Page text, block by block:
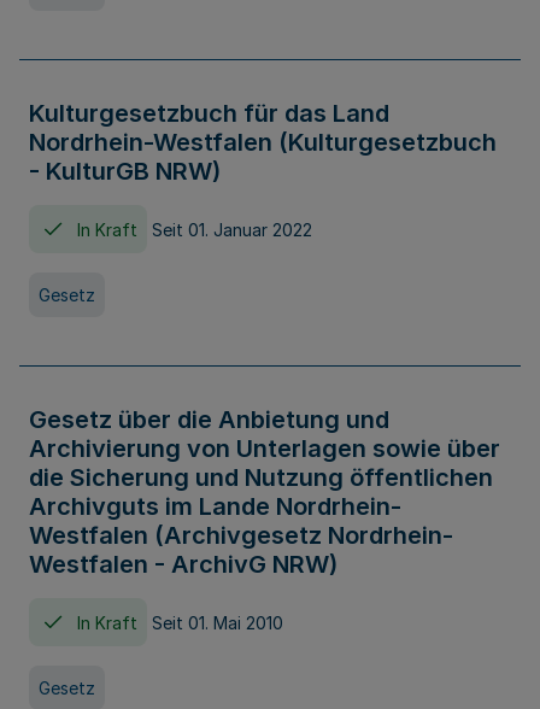
Kulturgesetzbuch für das Land
Nordrhein-Westfalen (Kulturgesetzbuch
- KulturGB NRW)
In Kraft Seit 01. Januar 2022
Gesetz
Gesetz über die Anbietung und
Archivierung von Unterlagen sowie über
die Sicherung und Nutzung öffentlichen
Archivguts im Lande Nordrhein-
Westfalen (Archivgesetz Nordrhein-
Westfalen - ArchivG NRW)
In Kraft Seit 01. Mai 2010
Gesetz